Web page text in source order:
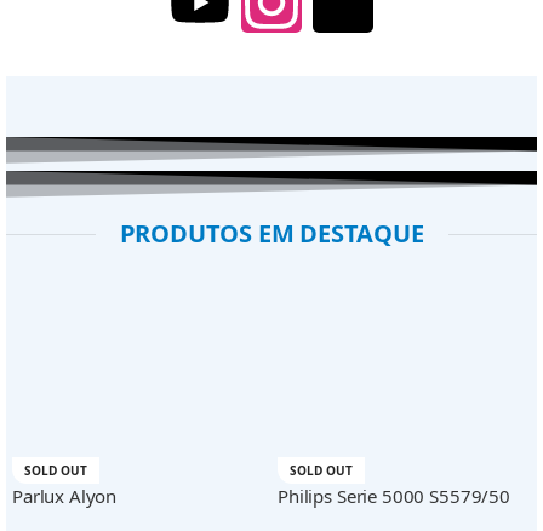
PRODUTOS EM DESTAQUE
SOLD OUT
Parlux Alyon
SOLD OUT
Philips Serie 5000 S5579/50